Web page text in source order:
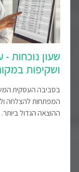
שעון נוכחות -
ושקיפות
בסביבה העסקית
המפתחות להצלחה
ההוצאה הגדול